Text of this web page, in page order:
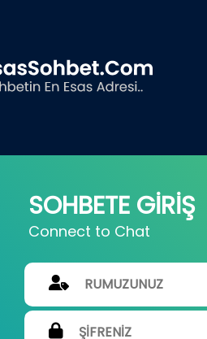
SOHBETE GİRİŞ
Connect to Chat